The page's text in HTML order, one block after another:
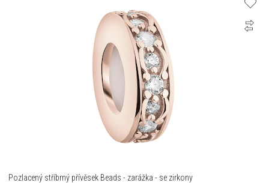
Pozlacený stříbrný přívěsek Beads - zarážka - se zirkony